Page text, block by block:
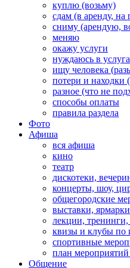
куплю (возьму)
сдам (в аренду, на
сниму (арендую,
меняю
окажу услуги
нуждаюсь в
ищу человека
потери и находки
разное (что не
способы оплаты
правила раздела
Фото
Афиша
вся афиша
кино
театр
дискотеки,
концерты, шоу,
общегородские
выставки, ярмарки
лекции,
квизы и клубы по
спортивные
план
Общение